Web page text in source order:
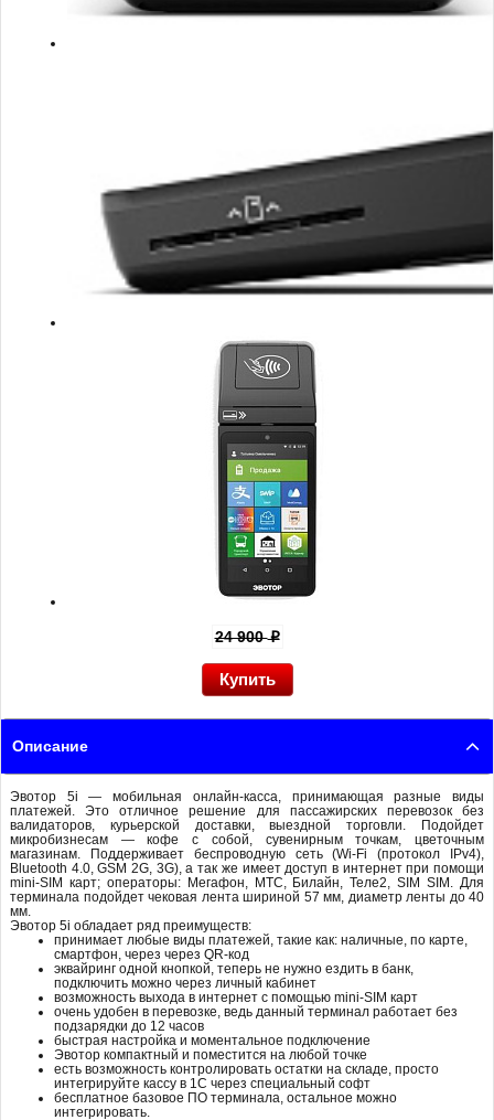
24 900p
Описание
Эвотор 5i — мобильная онлайн-касса, принимающая разные виды
платежей. Это отличное решение для пассажирских перевозок без
валидаторов, курьерской доставки, выездной торговли. Подойдет
микробизнесам — кофе с собой, сувенирным точкам, цветочным
магазинам. Поддерживает беспроводную сеть (Wi-Fi (протокол IPv4),
Bluetooth 4.0, GSM 2G, 3G), а так же имеет доступ в интернет при помощи
mini-SIM карт; операторы: Мегафон, МТС, Билайн, Теле2, SIM SIM. Для
терминала подойдет чековая лента шириной 57 мм, диаметр ленты до 40
мм.
Эвотор 5i обладает ряд преимуществ:
принимает любые виды платежей, такие как: наличные, по карте,
смартфон, через через QR-код
эквайринг одной кнопкой, теперь не нужно ездить в банк,
подключить можно через личный кабинет
возможность выхода в интернет с помощью mini-SIM карт
очень удобен в перевозке, ведь данный терминал работает без
подзарядки до 12 часов
быстрая настройка и моментальное подключение
Эвотор компактный и поместится на любой точке
есть возможность контролировать остатки на складе, просто
интегрируйте кассу в 1С через специальный софт
бесплатное базовое ПО терминала, остальное можно
интегрировать.